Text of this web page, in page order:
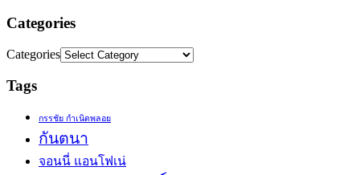
Categories
Categories
Tags
กรรชัย กำเนิดพลอย
กันตนา
จอนนี่ แอนโฟเน่